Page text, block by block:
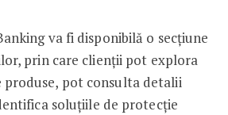
va fi disponibilă o secțiune
prin care clienții pot explora
produse, pot consulta detalii
soluțiile de protecție